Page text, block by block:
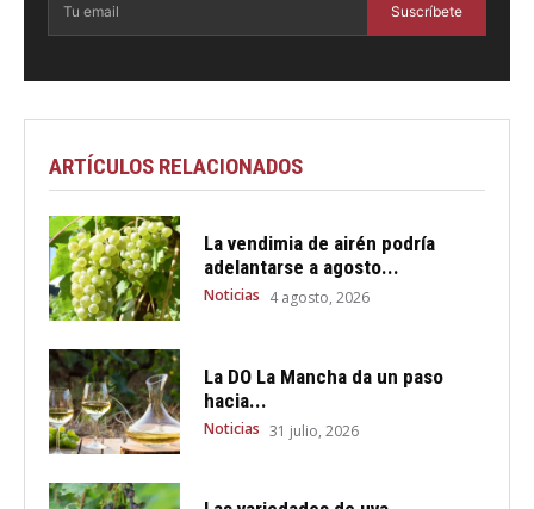
Suscríbete
ARTÍCULOS RELACIONADOS
La vendimia de airén podría
adelantarse a agosto...
Noticias 4 agosto, 2026
La DO La Mancha da un paso
hacia...
Noticias 31 julio, 2026